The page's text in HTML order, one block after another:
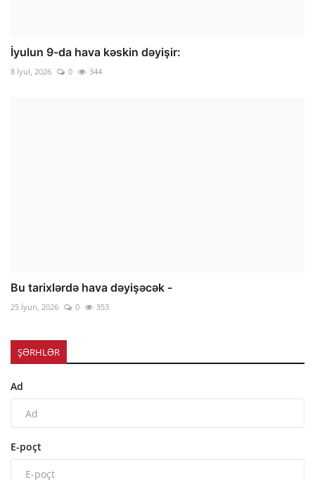
İyulun 9-da hava kəskin dəyişir:
8 İyul, 2026 0 344
Bu tarixlərdə hava dəyişəcək -
25 İyun, 2026 0 353
ŞƏRHLƏR
Ad
E-poçt